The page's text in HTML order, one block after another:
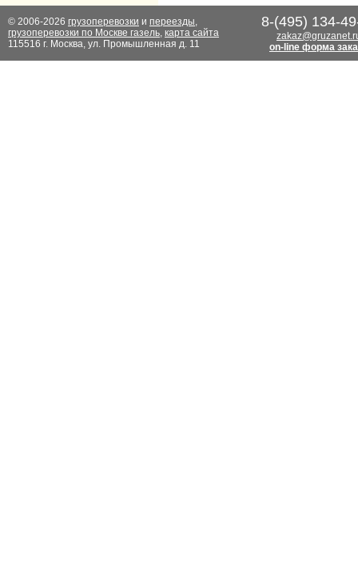
© 2006-2026 грузоперевозки и переезды,
грузоперевозки по Москве газель, карта сайта
115516 г. Москва, ул. Промышленная д. 11
8-(495) 134-
on-line форма